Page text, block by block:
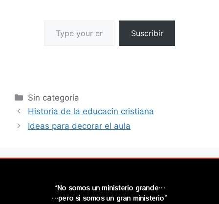
Suscribir
Sin categoría
Historia de la educacin cristiana
Ideas para decorar el aula
“No somos un ministerio grande…
…pero si somos un gran ministerio”